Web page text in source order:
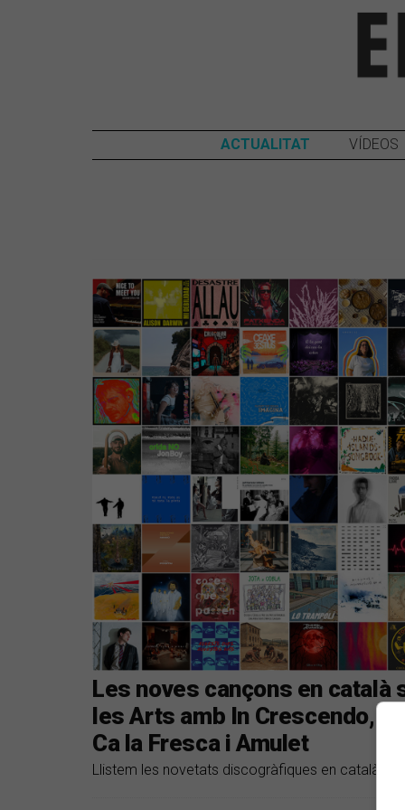
ACTUALITAT VÍDEOS
Les noves cançons en català
les Arts amb In Crescendo,
Ca la Fresca i Amulet
Llistem les novetats discogràfiques en català